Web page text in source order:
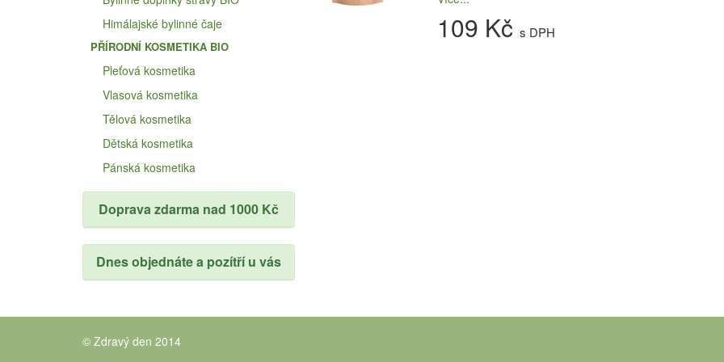
Himálajské bylinné čaje
PŘÍRODNÍ KOSMETIKA BIO
Pleťová kosmetika
Vlasová kosmetika
Tělová kosmetika
Dětská kosmetika
Pánská kosmetika
Doprava zdarma nad 1000 Kč
Dnes objednáte a pozítří u vás
109 Kč s DPH
© Zdravý den 2014